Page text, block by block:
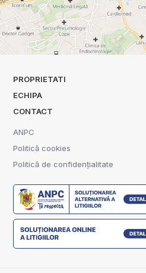
PROPRIETATI
ECHIPA
CONTACT
ANPC
Politică cookies
Politică de confidențialitate